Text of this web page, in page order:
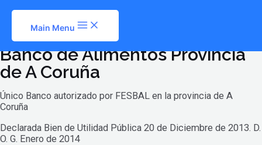
Main Menu
Banco de Alimentos Provincia
de A Coruña
Único Banco autorizado por FESBAL en la provincia de A
Coruña
Declarada Bien de Utilidad Pública 20 de Diciembre de 2013. D.
O. G. Enero de 2014